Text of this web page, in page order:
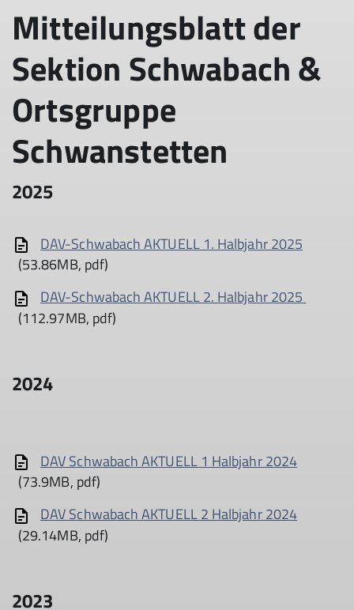
Mitteilungsblatt der
Sektion Schwabach &
Ortsgruppe
Schwanstetten
2025
DAV-Schwabach AKTUELL 1. Halbjahr 2025
(53.86MB, pdf)
DAV-Schwabach AKTUELL 2. Halbjahr 2025
(112.97MB, pdf)
2024
DAV Schwabach AKTUELL 1 Halbjahr 2024
(73.9MB, pdf)
DAV Schwabach AKTUELL 2 Halbjahr 2024
(29.14MB, pdf)
2023